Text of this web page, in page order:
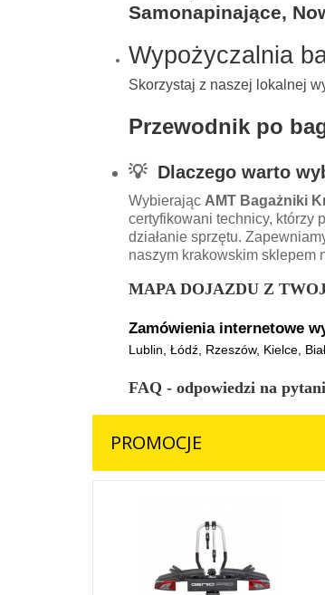
Samonapinające,
Wypożyczalnia
Skorzystaj z naszej lokalnej
Przewodnik po
💡 Dlaczego warto
Wybierając AMT Bagażniki
certyfikowani technicy, którzy
działanie sprzętu.
naszym krakowskim sklepem
MAPA DOJAZDU Z
Zamówienia internetowe
Lublin, Łódź, Rzeszów, Kielce,
FAQ - odpowiedzi na
PROMOCJE